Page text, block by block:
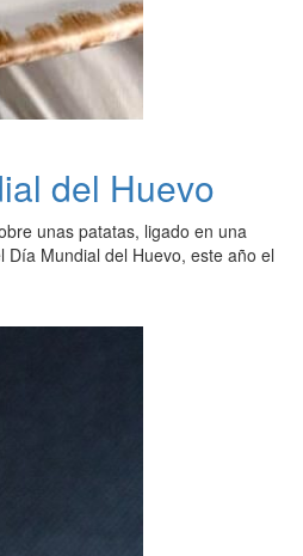
del Huevo
unas patatas, ligado en una
Mundial del Huevo, este año el